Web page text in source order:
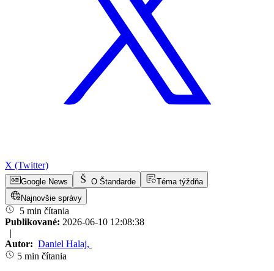
X (Twitter)
Google News O Štandarde
Téma týždňa
Najnovšie správy
5 min čítania
Publikované: 2026-06-10 12:08:38
|
Autor: Daniel Halaj,
5 min čítania